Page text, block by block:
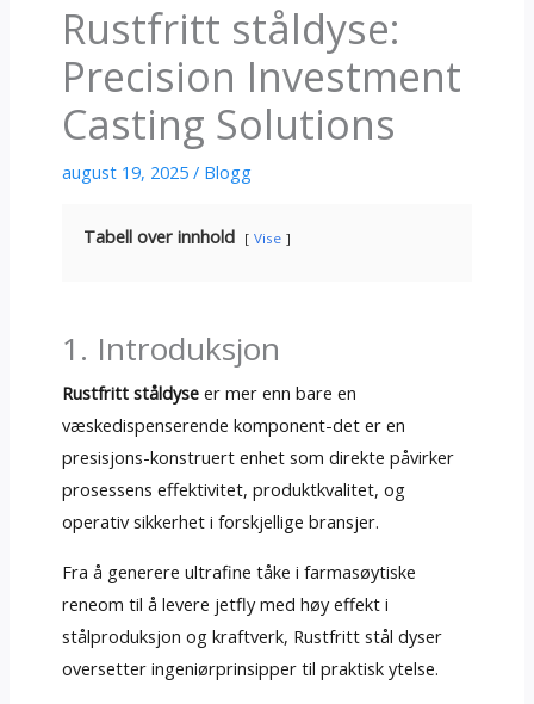
Rustfritt ståldyse:
Precision Investment
Casting Solutions
august 19, 2025 / Blogg
Tabell over innhold Vise
1. Introduksjon
Rustfritt ståldyseer mer enn bare en
væskedispenserende komponent-det er en
presisjons-konstruert enhet som direkte påvirker
prosessens effektivitet, produktkvalitet, og
operativ sikkerhet i forskjellige bransjer.
Fra å generere ultrafine tåke i farmasøytiske
reneom til å levere jetfly med høy effekt i
stålproduksjon og kraftverk, Rustfritt stål dyser
oversetter ingeniørprinsipper til praktisk ytelse.